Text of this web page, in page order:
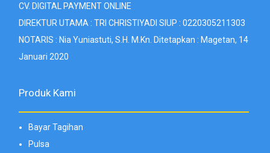
CV. DIGITAL PAYMENT ONLINE
DIREKTUR UTAMA : TRI CHRISTIYADI SIUP : 0220305211303
NOTARIS : Nia Yuniastuti, S.H. M.Kn. Ditetapkan : Magetan, 14
Januari 2020
Produk Kami
Bayar Tagihan
Pulsa